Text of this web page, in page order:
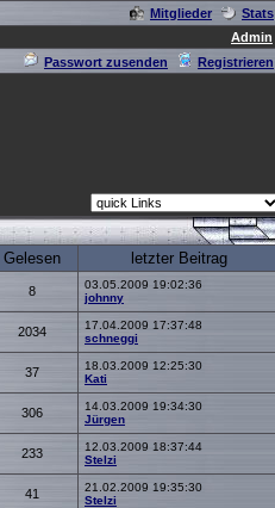
Mitglieder
Stats
Admin
Passwort zusenden Registrieren
Gelesen letzter Beitrag
8
03.05.2009 19:02:36
johnny
2034
17.04.2009 17:37:48
schneggi
37
18.03.2009 12:25:30
Kati
306
14.03.2009 19:34:30
Jürgen
233
12.03.2009 18:37:44
Stelzi
41
21.02.2009 19:35:30
Stelzi